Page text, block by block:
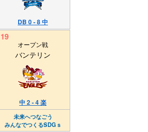
DB 0 - 8 中
19
オープン戦
バンテリン
中 2 - 4 楽
未来へつなごう
みんなでつくるSDGｓ